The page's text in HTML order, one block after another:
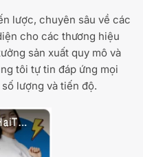
lược, chuyên sâu về các
cho các thương hiệu
sản xuất quy mô và
tôi tự tin đáp ứng mọi
lượng và tiến độ.